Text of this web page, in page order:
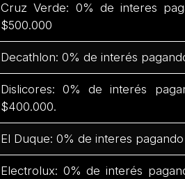
Cruz Verde: 0% de interes
$500.000
Decathlon: 0% de interés
Dislicores: 0% de interés
$400.000.
El Duque: 0% de interes
Electrolux: 0% de interés